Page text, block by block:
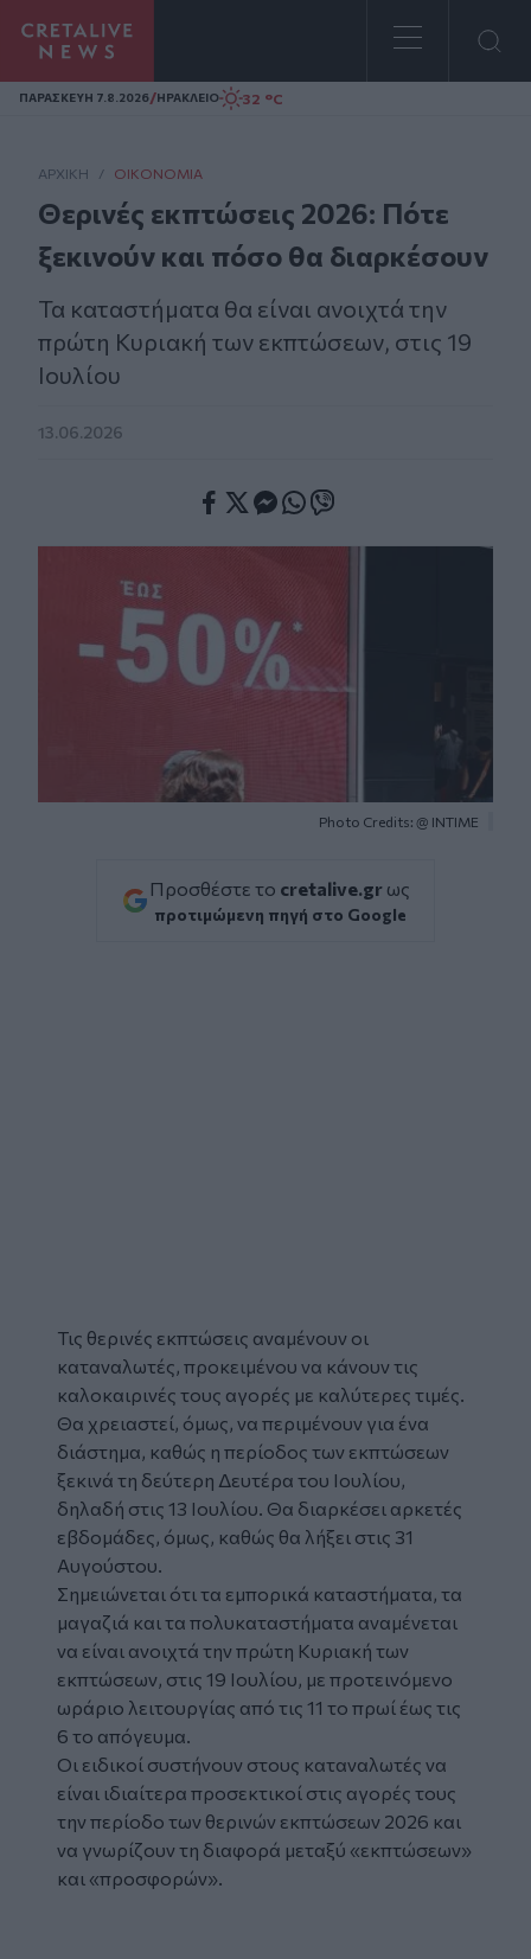
Homepage
ΠΑΡΑΣΚΕΥΗ 7.8.2026/ΗΡΑΚΛΕΙΟ 32 °C
ΑΡΧΙΚΗ / ΟΙΚΟΝΟΜΊΑ
Θερινές εκπτώσεις 2026: Πότε
ξεκινούν και πόσο θα διαρκέσουν
Τα καταστήματα θα είναι ανοιχτά την
πρώτη Κυριακή των εκπτώσεων, στις 19
Ιουλίου
13.06.2026
Photo Credits: @ ΙΝΤΙΜΕ
Προσθέστε το cretalive.gr ως
προτιμώμενη πηγή στο Google
Τις θερινές εκπτώσεις αναμένουν οι
καταναλωτές, προκειμένου να κάνουν τις
καλοκαιρινές τους αγορές με καλύτερες τιμές.
Θα χρειαστεί, όμως, να περιμένουν για ένα
διάστημα, καθώς η περίοδος των εκπτώσεων
ξεκινά τη δεύτερη Δευτέρα του Ιουλίου,
δηλαδή στις 13 Ιουλίου. Θα διαρκέσει αρκετές
εβδομάδες, όμως, καθώς θα λήξει στις 31
Αυγούστου.
Σημειώνεται ότι τα εμπορικά καταστήματα, τα
μαγαζιά και τα πολυκαταστήματα αναμένεται
να είναι ανοιχτά την πρώτη Κυριακή των
εκπτώσεων, στις 19 Ιουλίου, με προτεινόμενο
ωράριο λειτουργίας από τις 11 το πρωί έως τις
6 το απόγευμα.
Οι ειδικοί συστήνουν στους καταναλωτές να
είναι ιδιαίτερα προσεκτικοί στις αγορές τους
την περίοδο των θερινών εκπτώσεων 2026 και
να γνωρίζουν τη διαφορά μεταξύ «εκπτώσεων»
και «προσφορών».